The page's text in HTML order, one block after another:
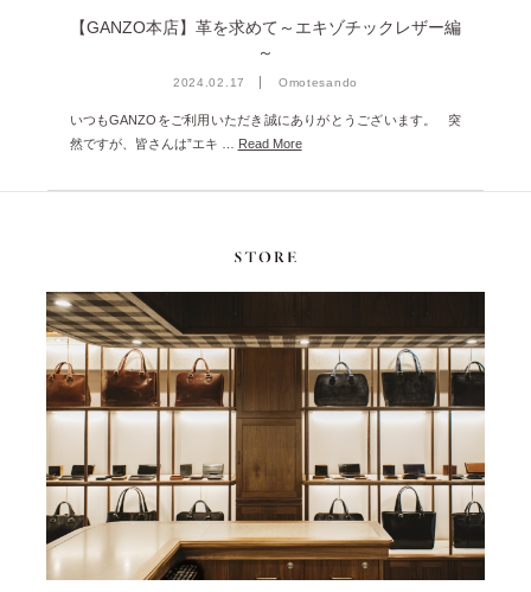
2025年6月 [3]
2025年5月 [3]
2025年2月 [5]
2025年1月 [1]
2024年12月 [2]
2024年11月 [5]
2024年10月 [5]
2024年8月 [2]
2024年7月 [6]
2024年6月 [4]
【GANZO本店】革を求めて～エキゾチックレザー編
～
2024.02.17 Omotesando
いつもGANZOをご利用いただき誠にありがとうございます。 突
然ですが、皆さんは”エキ …
Read More